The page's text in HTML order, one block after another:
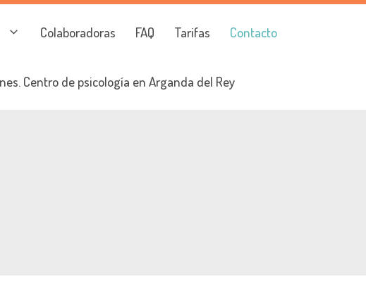
Colaboradoras FAQ Tarifas Contacto